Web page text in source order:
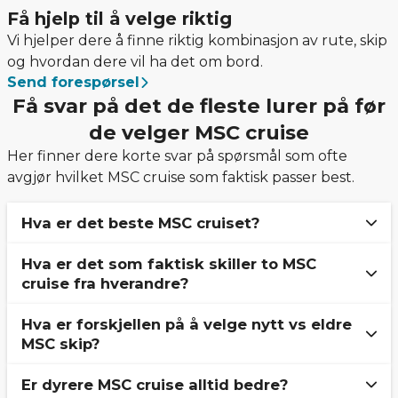
Få hjelp til å velge riktig
Vi hjelper dere å finne riktig kombinasjon av rute, skip
og hvordan dere vil ha det om bord.
Send forespørsel
Få svar på det de fleste lurer på før
de velger MSC cruise
Her finner dere korte svar på spørsmål som ofte
avgjør hvilket MSC cruise som faktisk passer best.
Hva er det beste MSC cruiset?
Det finnes ikke ett beste MSC cruise. Det riktige
valget avhenger av hvordan dere vil ha reisen,
opplevelse dere ser etter om bord.
Hva er det som faktisk skiller to MSC
cruise fra hverandre?
Det er først og fremst rute, avreisehavn, skip og
hvordan dagene faktisk oppleves. To cruise kan
forskjellige i praksis.
Hva er forskjellen på å velge nytt vs eldre
MSC skip?
Nyere skip gir ofte bedre kapasitet, flere
Er dyrere MSC cruise alltid bedre?